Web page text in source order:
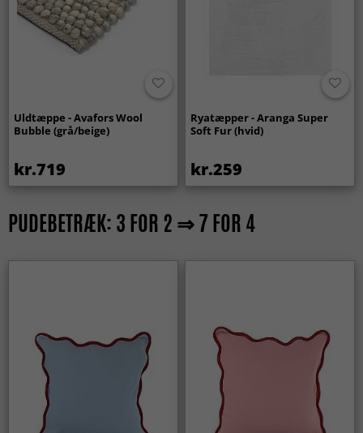
Uldtæppe - Avafors Wool
Bubble (grå/beige)
kr.719
Ryatæpper - Aranga Super
Soft Fur (hvid)
kr.259
PUDEBETRÆK: 3 FOR 2 ⇒ 7 FOR 4